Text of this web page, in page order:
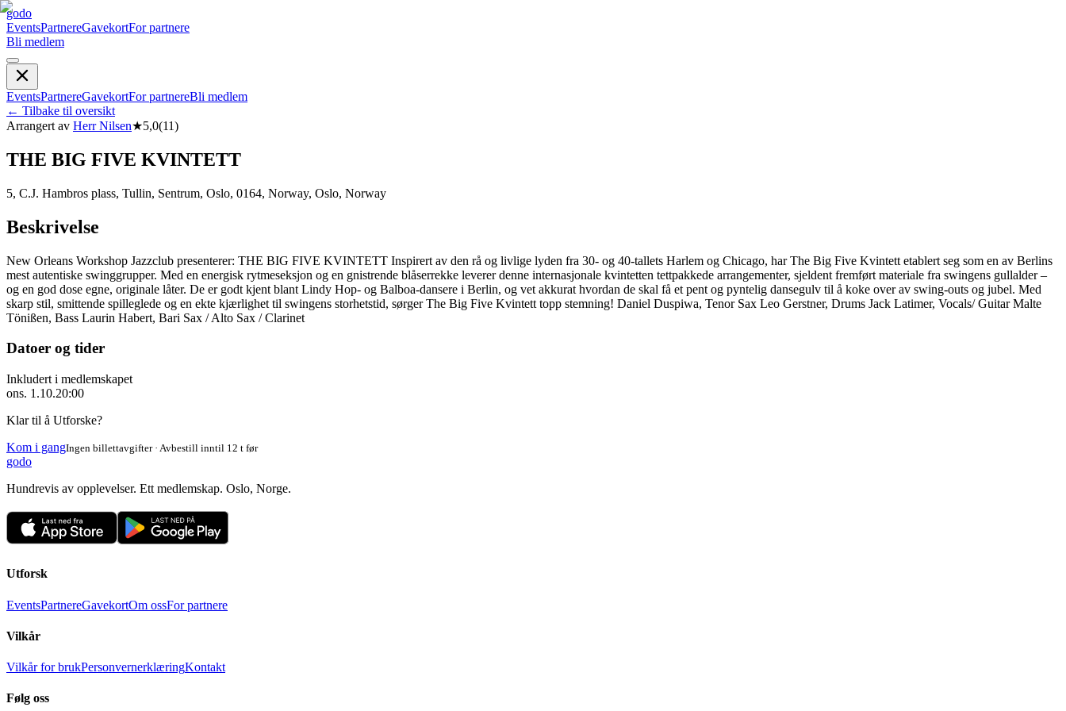
godo
EventsPartnereGavekortFor partnere
Bli medlem
EventsPartnereGavekortFor partnereBli medlem
← Tilbake til oversikt
Arrangert av Herr Nilsen★5,0(11)
THE BIG FIVE KVINTETT
5, C.J. Hambros plass, Tullin, Sentrum, Oslo, 0164, Norway, Oslo, Norway
Beskrivelse
New Orleans Workshop Jazzclub presenterer: THE BIG FIVE KVINTETT Inspirert av den rå og livlige lyden fra 30- og 40-tallets Harlem og Chicago, har The Big Five Kvintett etablert seg som en av Berlins
mest autentiske swinggrupper. Med en energisk rytmeseksjon og en gnistrende blåserrekke leverer denne internasjonale kvintetten tettpakkede arrangementer, sjeldent fremført materiale fra swingens gullalder –
og en god dose egne, originale låter. De er godt kjent blant Lindy Hop- og Balboa-dansere i Berlin, og vet akkurat hvordan de skal få et pent og pyntelig dansegulv til å koke over av swing-outs og jubel. Med
skarp stil, smittende spilleglede og en ekte kjærlighet til swingens storhetstid, sørger The Big Five Kvintett topp stemning! Daniel Duspiwa, Tenor Sax Leo Gerstner, Drums Jack Latimer, Vocals/ Guitar Malte
Tönißen, Bass Laurin Habert, Bari Sax / Alto Sax / Clarinet
Datoer og tider
Inkludert i medlemskapet
ons. 1.10.20:00
Klar til å Utforske?
Kom i gangIngen billettavgifter · Avbestill inntil 12 t før
godo
Hundrevis av opplevelser. Ett medlemskap. Oslo, Norge.
Utforsk
EventsPartnereGavekortOm ossFor partnere
Vilkår
Vilkår for brukPersonvernerklæringKontakt
Følg oss